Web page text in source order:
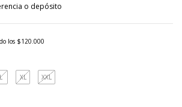
o depósito
los $120.000
XL XXL